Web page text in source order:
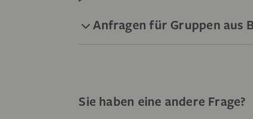
Anfragen für Gruppen aus
Sie haben eine andere Frage?